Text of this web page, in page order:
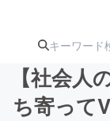
【社会
ち寄って